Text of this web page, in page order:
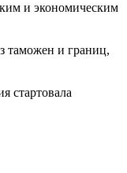
и экономическим
таможен и границ,
стартовала